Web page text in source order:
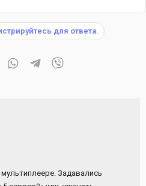
для ответа.
Twitter WhatsAppTelegram
Задавались